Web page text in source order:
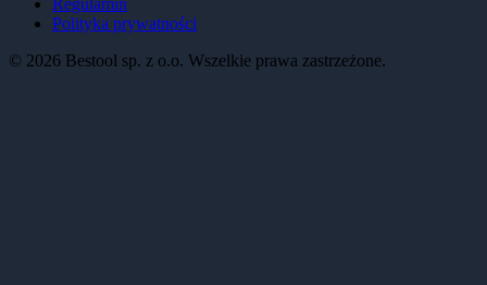
Regulamin
Polityka prywatności
© 2026 Bestool sp. z o.o. Wszelkie prawa zastrzeżone.